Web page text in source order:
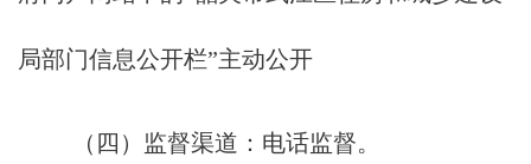
局部门信息公开栏”主动公开
（四）监督渠道：电话监督。